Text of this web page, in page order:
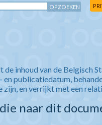
de inhoud van de Belgisch
publicatiedatum,
en verrijkt met een
naar dit